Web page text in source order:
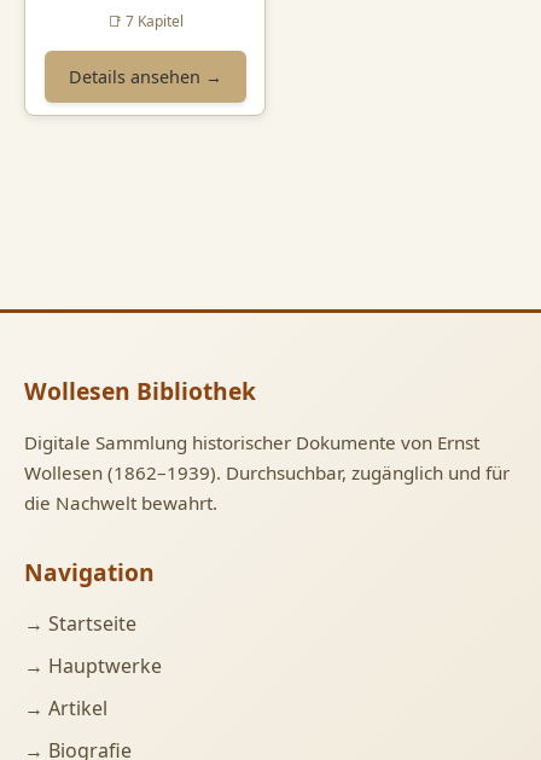
📑 7 Kapitel
Details ansehen →
Wollesen Bibliothek
Digitale Sammlung historischer Dokumente von Ernst
Wollesen (1862–1939). Durchsuchbar, zugänglich und für
die Nachwelt bewahrt.
Navigation
→ Startseite
→ Hauptwerke
→ Artikel
→ Biografie